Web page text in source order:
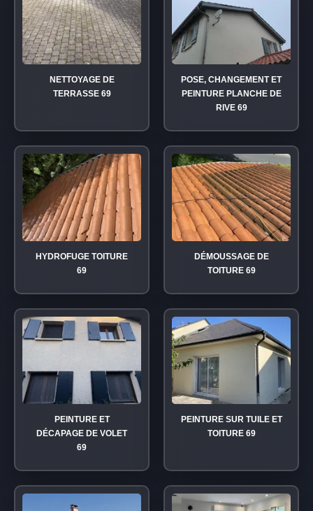
NETTOYAGE DE
TERRASSE 69
POSE, CHANGEMENT ET
PEINTURE PLANCHE DE
RIVE 69
HYDROFUGE TOITURE
69
DÉMOUSSAGE DE
TOITURE 69
PEINTURE ET
DÉCAPAGE DE VOLET
69
PEINTURE SUR TUILE ET
TOITURE 69